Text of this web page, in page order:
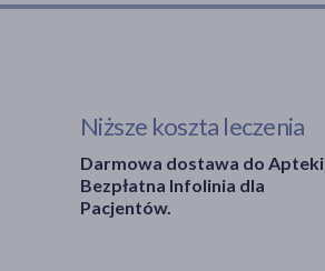
Niższe koszta leczenia
Darmowa dostawa do Apteki
Bezpłatna Infolinia dla
Pacjentów.